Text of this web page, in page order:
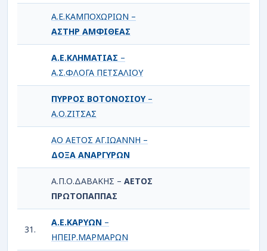
Α.Ε.ΚΑΜΠΟΧΩΡΙΩΝ –
ΑΣΤΗΡ ΑΜΦΙΘΕΑΣ
Α.Ε.ΚΛΗΜΑΤΙΑΣ –
Α.Σ.ΦΛΟΓΑ ΠΕΤΣΑΛΙΟΥ
ΠΥΡΡΟΣ ΒΟΤΟΝΟΣΙΟΥ–
Α.Ο.ΖΙΤΣΑΣ
ΑΟ ΑΕΤΟΣ ΑΓ.ΙΩΑΝΝΗ –
ΔΟΞΑ ΑΝΑΡΓΥΡΩΝ
Α.Π.Ο.ΔΑΒΑΚΗΣ – ΑΕΤΟΣ
ΠΡΩΤΟΠΑΠΠΑΣ
31.
Α.Ε.ΚΑΡΥΩΝ –
ΗΠΕΙΡ.ΜΑΡΜΑΡΩΝ